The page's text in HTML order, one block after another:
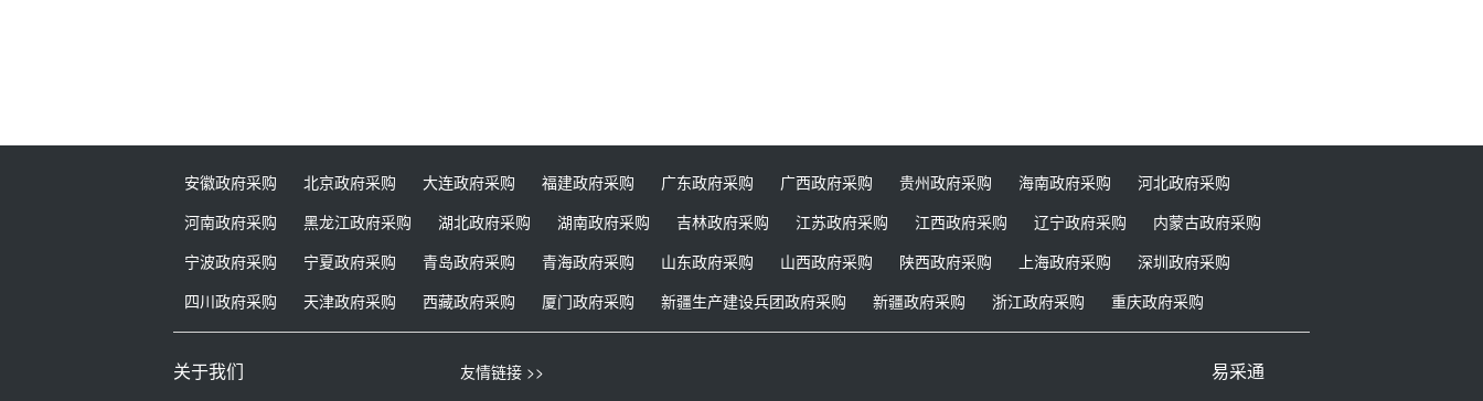
安徽政府采购 北京政府采购 大连政府采购 福建政府采购 广东政府采购 广西政府采购 贵州政府采购 海南政府采购
河北政府采购
河南政府采购
黑龙江政府采购 湖北政府采购 湖南政府采购 吉林政府采购 江苏政府采购 江西政府采购 辽宁政府采购
内蒙古政府采购
宁波政府采购
宁夏政府采购 青岛政府采购 青海政府采购 山东政府采购 山西政府采购 陕西政府采购 上海政府采购
深圳政府采购
四川政府采购
天津政府采购 西藏政府采购 厦门政府采购 新疆生产建设兵团政府采购 新疆政府采购 浙江政府采购 重庆政府采购
关于我们 易采通
友情链接 >>